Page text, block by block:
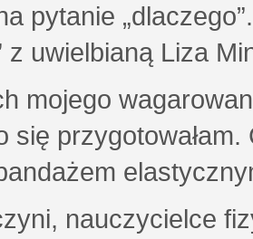
pytanie
z uwielbianą Liza
mojego
się przygotowałam.
nauczycielce